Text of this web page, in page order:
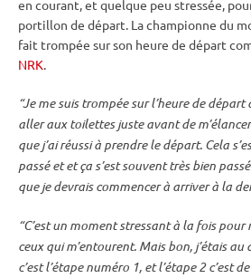
en courant, et quelque peu stressée,
portillon de départ. La championne du
fait trompée sur son heure de départ
NRK.
“Je me suis trompée sur l’heure de départ
aller aux toilettes juste avant de
que j’ai réussi à prendre le départ. Cela
passé et et ça s’est souvent très bien
que je devrais commencer à arriver à la
“C’est un moment stressant à la fois
ceux qui m’entourent. Mais bon, j’étais
c’est l’étape numéro 1, et l’étape 2 c’est